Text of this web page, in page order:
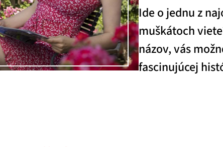
Ide o jednu z
muškátoch
názov, vás
fascinujúcej